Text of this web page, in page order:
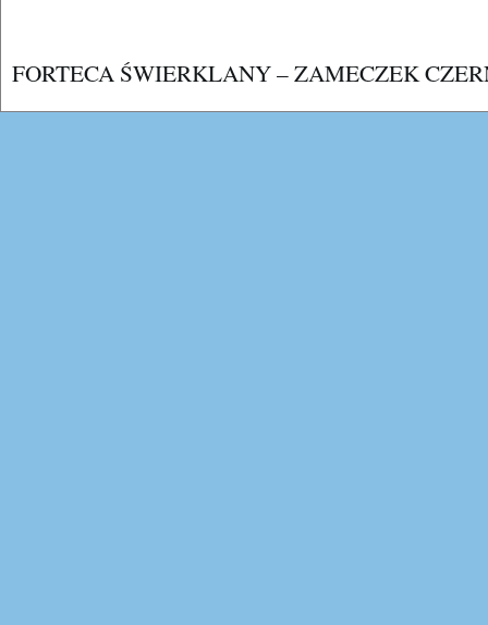
FORTECA ŚWIERKLANY – ZAMECZEK